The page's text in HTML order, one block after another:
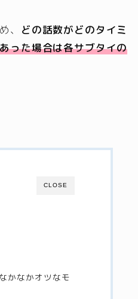
、 どの話数がどのタイミ
った場合は各サブタイの
CLOSE
かなかオツなモ